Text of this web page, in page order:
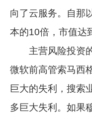
向了云服务。自那
本的10倍，市值达
主营风险投资的
微软前高管索马西
巨大的失利，搜索
多巨大失利。如果